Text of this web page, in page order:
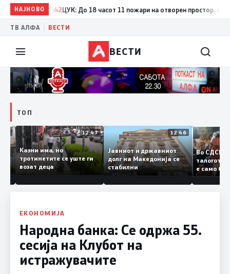
НАЈНОВО
17:42 ЦУК: До 18 часот 11 пожари на отворен простор, од кои
ТВ АЛФА ВЕСТИ
ВЕСТИ
ТОП
12:50
и
12:47
Казни има, но
тротинетите се уште ги
возат деца
12:46
Јавниот и државниот
долг на Македонија се
стабилни
Во
е само
копија
Заев
ЕКОНОМИЈА
Народна банка: Се одржа 55.
сесија на Клубот на
истражувачите